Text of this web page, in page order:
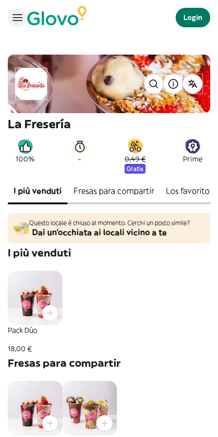
Login
La Fresería
100% - 0,49 €
Gratis
Prime
I più venduti Fresas para compartir Los favoritos
Questo locale è chiuso al momento. Cerchi un posto simile?
Dai un'occhiata ai locali vicino a te
I più venduti
Pack Dúo
18,00 €
Fresas para compartir